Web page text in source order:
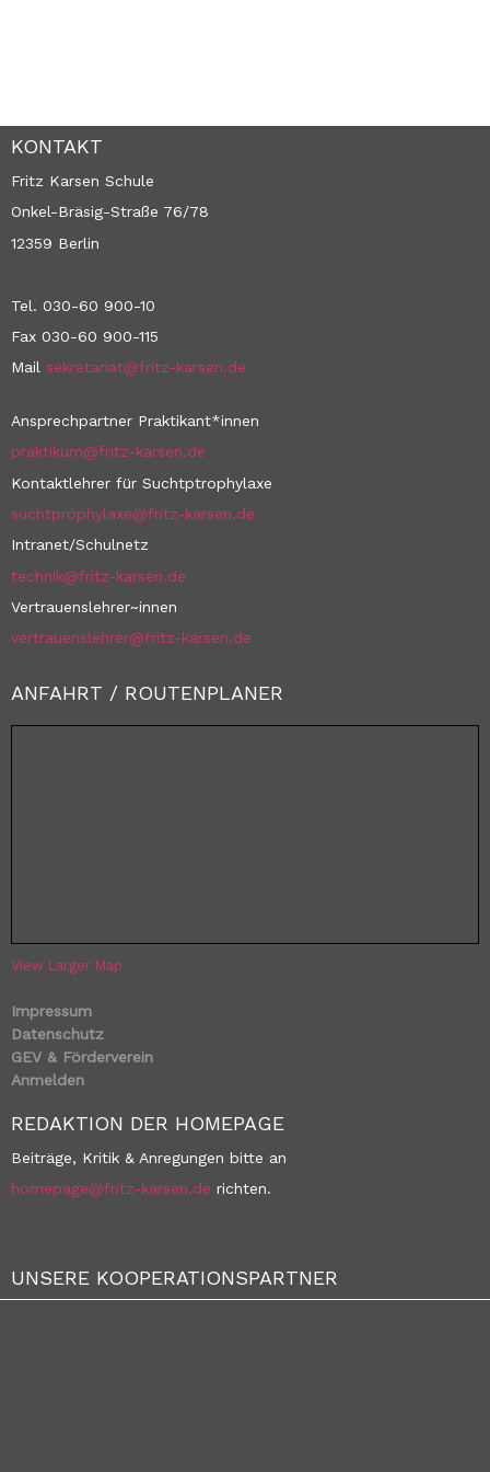
KONTAKT
Fritz Karsen Schule
Onkel-Bräsig-Straße 76/78
12359 Berlin
Tel. 030-60 900-10
Fax 030-60 900-115
Mail sekretariat@fritz-karsen.de
Ansprechpartner Praktikant*innen
praktikum@fritz-karsen.de
Kontaktlehrer für Suchtptrophylaxe
suchtprophylaxe@fritz-karsen.de
Intranet/Schulnetz
technik@fritz-karsen.de
Vertrauenslehrer~innen
vertrauenslehrer@fritz-karsen.de
ANFAHRT / ROUTENPLANER
View Larger Map
Impressum
Datenschutz
GEV & Förderverein
Anmelden
REDAKTION DER HOMEPAGE
Beiträge, Kritik & Anregungen bitte an
homepage@fritz-karsen.de richten.
UNSERE KOOPERATIONSPARTNER